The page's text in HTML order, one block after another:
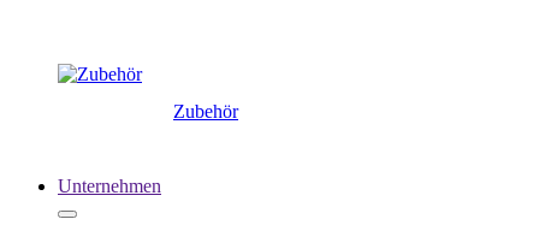
Zubehör
Unternehmen